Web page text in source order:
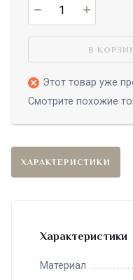
В
Этот товар уже
Смотрите похожие
ХАРАКТЕРИСТИКИ
Характеристики
Материал